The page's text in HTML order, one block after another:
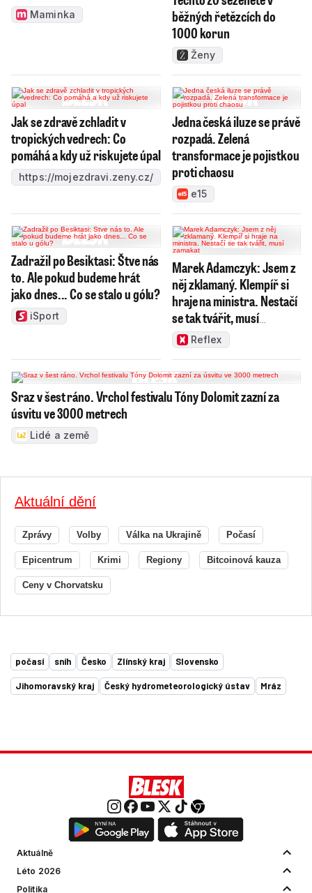
Maminka
běžných řetězcích do
1000 korun
Ženy
Jak se zdravě zchladit v
tropických vedrech: Co
pomáhá a kdy už riskujete úpal
https://mojezdravi.zeny.cz/
Jedna česká iluze se právě
rozpadá. Zelená
transformace je pojistkou
proti chaosu
e15
Zadražil po Besiktasi: Štve nás
to. Ale pokud budeme hrát
jako dnes... Co se stalo u gólu?
iSport
Marek Adamczyk: Jsem z
něj zklamaný. Klempíř si
hraje na ministra. Nestačí
se tak tvářit, musí
zamakat
Reflex
Sraz v šest ráno. Vrchol festivalu Tóny Dolomit zazní za
úsvitu ve 3000 metrech
Lidé a země
Aktuální dění
Zprávy Volby Válka na Ukrajině Počasí
Epicentrum Krimi Regiony Bitcoinová kauza
Ceny v Chorvatsku
počasí sníh Česko Zlínský kraj Slovensko
Jihomoravský kraj Český hydrometeorologický ústav Mráz
Aktuálně
Léto 2026
Politika